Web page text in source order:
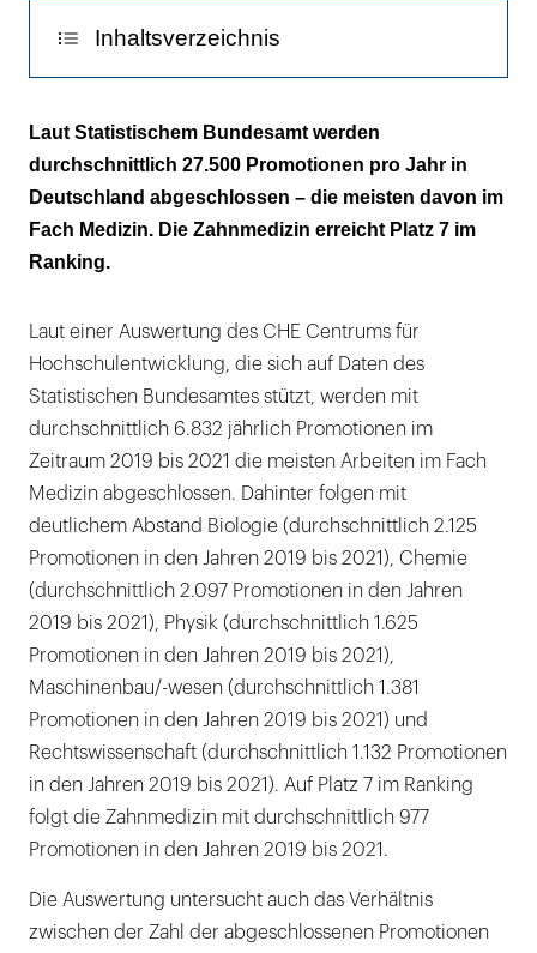
Inhaltsverzeichnis
Chemie hat die höchste Promotionsquote
aller Fächer
Laut Statistischem Bundesamt werden
durchschnittlich 27.500 Promotionen pro Jahr in
Deutschland abgeschlossen – die meisten davon im
Fach Medizin. Die Zahnmedizin erreicht Platz 7 im
Ranking.
Laut einer Auswertung des CHE Centrums für
Hochschulentwicklung, die sich auf Daten des
Statistischen Bundesamtes stützt, werden mit
durchschnittlich 6.832 jährlich Promotionen im
Zeitraum 2019 bis 2021 die meisten Arbeiten im Fach
Medizin abgeschlossen. Dahinter folgen mit
deutlichem Abstand Biologie (durchschnittlich 2.125
Promotionen in den Jahren 2019 bis 2021), Chemie
(durchschnittlich 2.097 Promotionen in den Jahren
2019 bis 2021), Physik (durchschnittlich 1.625
Promotionen in den Jahren 2019 bis 2021),
Maschinenbau/-wesen (durchschnittlich 1.381
Promotionen in den Jahren 2019 bis 2021) und
Rechtswissenschaft (durchschnittlich 1.132 Promotionen
in den Jahren 2019 bis 2021). Auf Platz 7 im Ranking
folgt die Zahnmedizin mit durchschnittlich 977
Promotionen in den Jahren 2019 bis 2021.
Die Auswertung untersucht auch das Verhältnis
zwischen der Zahl der abgeschlossenen Promotionen